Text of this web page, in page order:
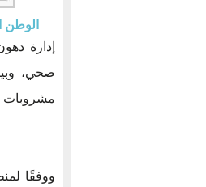
الوطن
إدارة
صحي،
مشروبات